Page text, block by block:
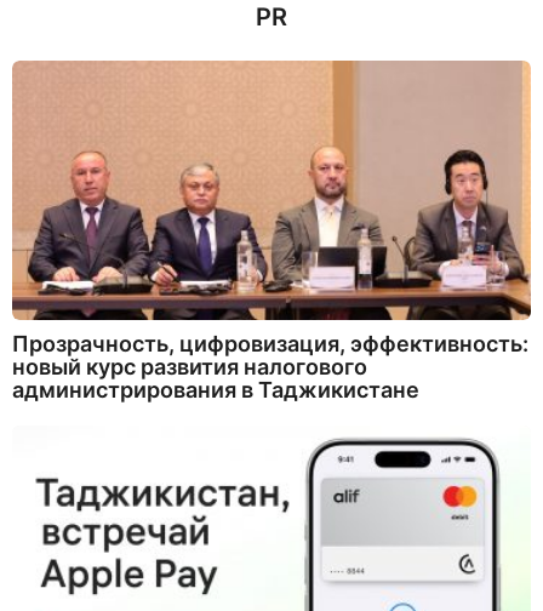
PR
Прозрачность, цифровизация, эффективность:
новый курс развития налогового
администрирования в Таджикистане